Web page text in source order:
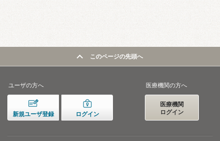
このページの先頭へ
ユーザの方へ
新規ユーザ登録 ログイン
医療機関の方へ
医療機関
ログイン